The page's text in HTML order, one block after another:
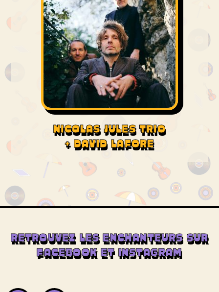
NICOLAS JULES TRIO
+ DAVID LAFORE
RETROUVEZ LES ENCHANTEURS SUR
FACEBOOK ET INSTAGRAM